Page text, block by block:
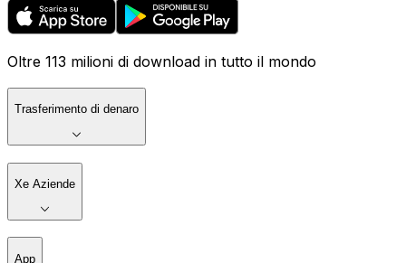
Oltre 113 milioni di download in tutto il mondo
Trasferimento di denaro
Xe Aziende
App